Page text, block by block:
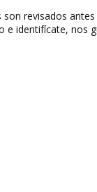
revisados antes
e identifícate, nos